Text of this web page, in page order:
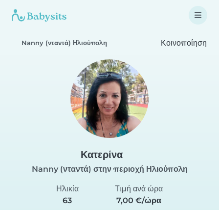
Nanny (νταντά) Ηλιούπολη Κοινοποίηση
Κατερίνα
Nanny (νταντά) στην περιοχή Ηλιούπολη
Ηλικία
63
Τιμή ανά ώρα
7,00 €/ώρα